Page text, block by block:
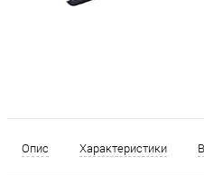
Опис Характеристики